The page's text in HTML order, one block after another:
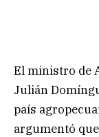
El ministro de
Julián
país
argumentó